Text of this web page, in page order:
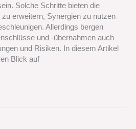
Solche Schritte bieten die
erweitern, Synergien zu nutzen
Allerdings bergen
und -übernahmen auch
und Risiken. In diesem Artikel
Blick auf